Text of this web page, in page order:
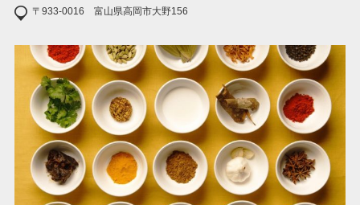
〒933-0016 富山県高岡市大野156